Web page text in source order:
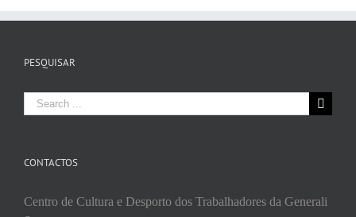
PESQUISAR
Search
for:
CONTACTOS
Centro de Cultura e Desporto dos Trabalhadores da Generali